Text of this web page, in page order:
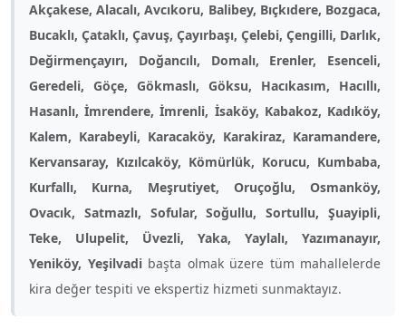
Akçakese, Alacalı, Avcıkoru, Balibey, Bıçkıdere, Bozgaca,
Bucaklı, Çataklı, Çavuş, Çayırbaşı, Çelebi, Çengilli, Darlık,
Değirmençayırı, Doğancılı, Domalı, Erenler, Esenceli,
Geredeli, Göçe, Gökmaslı, Göksu, Hacıkasım, Hacıllı,
Hasanlı, İmrendere, İmrenli, İsaköy, Kabakoz, Kadıköy,
Kalem, Karabeyli, Karacaköy, Karakiraz, Karamandere,
Kervansaray, Kızılcaköy, Kömürlük, Korucu, Kumbaba,
Kurfallı, Kurna, Meşrutiyet, Oruçoğlu, Osmanköy,
Ovacık, Satmazlı, Sofular, Soğullu, Sortullu, Şuayipli,
Teke, Ulupelit, Üvezli, Yaka, Yaylalı, Yazımanayır,
Yeniköy, Yeşilvadibaşta olmak üzere tüm mahallelerde
kira değer tespiti ve ekspertiz hizmeti sunmaktayız.